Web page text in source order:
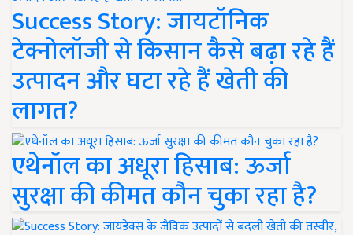
Success Story: जायटॉनिक
टेक्नोलॉजी से किसान कैसे बढ़ा रहे हैं
उत्पादन और घटा रहे हैं खेती की
लागत?
एथेनॉल का अधूरा हिसाब: ऊर्जा
सुरक्षा की कीमत कौन चुका रहा है?